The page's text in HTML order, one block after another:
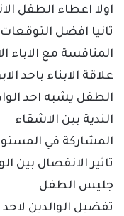
اولا اعطاء الطفل
ثانيا افضل التوقعات
المنافسة مع الاباء
علاقة الابناء باحد
الطفل يشبه احد
الندية بين الاشقاء
المشاركة في
تاثير الانفصال بين
جليس الطفل
تفضيل الوالدين لاحد